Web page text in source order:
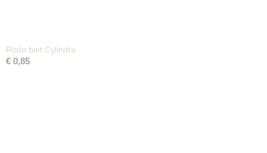
Rode biet Cylindra
€ 0,85